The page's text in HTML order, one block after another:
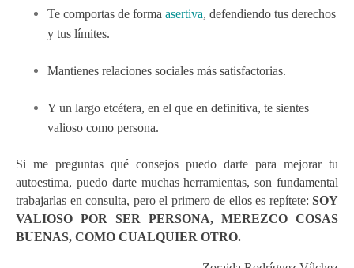
Te comportas de forma asertiva, defendiendo tus derechos
y tus límites.
Mantienes relaciones sociales más satisfactorias.
Y un largo etcétera, en el que en definitiva, te sientes
valioso como persona.
Si me preguntas qué consejos puedo darte para mejorar tu
autoestima, puedo darte muchas herramientas, son fundamental
trabajarlas en consulta, pero el primero de ellos es repítete: SOY
VALIOSO POR SER PERSONA, MEREZCO COSAS
BUENAS, COMO CUALQUIER OTRO.